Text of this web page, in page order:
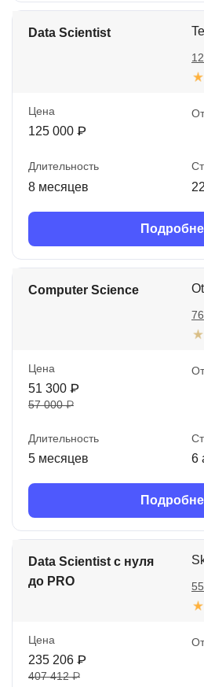
Data Scientist
Цена
125 000 ₽
От
Длительность
8 месяцев
Computer Science
Цена
51 300 ₽
57 000 ₽
От
Длительность
5 месяцев 6
Data Scientist с нуля
до PRO
Цена
235 206 ₽
407 412 ₽
От